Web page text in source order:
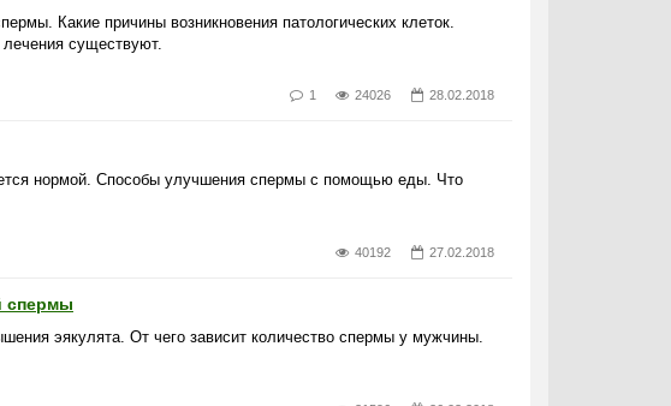
Какие причины возникновения патологических клеток.
существуют.
1 24026 28.02.2018
нормой. Способы улучшения спермы с помощью еды. Что
40192 27.02.2018
спермы
эякулята. От чего зависит количество спермы у мужчины.